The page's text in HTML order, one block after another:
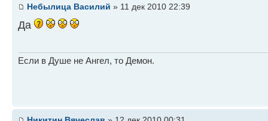
Небылица Василий » 11 дек 2010 22:39
Да
Если в Душе не Ангел, то Демон.